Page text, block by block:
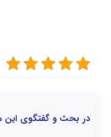
در بحث و گفتگوی این